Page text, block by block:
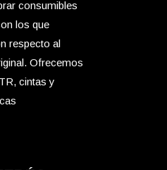
consumibles
los que
respecto al
Ofrecemos
cintas y